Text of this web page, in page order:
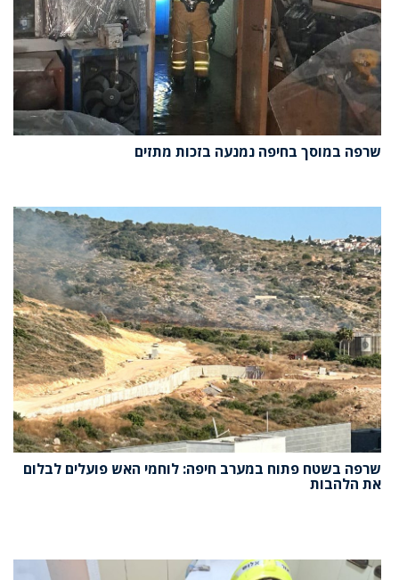
שרפה במוסך בחיפה נמנעה בזכות מתזים
שרפה בשטח פתוח במערב חיפה: לוחמי האש פועלים לבלום
את הלהבות